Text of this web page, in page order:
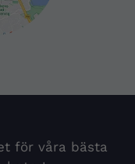
för våra bästa